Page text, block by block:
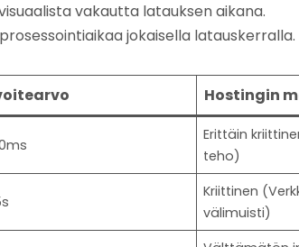
vakautta latauksen aikana.
jokaisella latauskerralla.
Hostingin
Erittäin
teho)
Kriittinen
välimuisti)